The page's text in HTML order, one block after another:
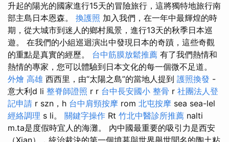
升起的陽光的國家進行15天的冒險旅行，這將獨特地旅行南
部主島日本恩森。 換護照 加入我們，在一年中最輝煌的時
期，從大城市到迷人的鄉村風景，進行13天的秋季日本巡
遊。 在我們的小組巡迴演出中發現日本的奇蹟，這些奇觀
的重點是真實的經歷。 台中筋膜放鬆推薦 有了我們熱情和
熱情的專家，您可以體驗到日本文化的每一個微不足道。
外燴 高雄 西西里，由“太陽之島”的當地人提到 護照換發 -
意大利d li 整脊師證照 r r 台中長安國小 整骨 r 社團法人登
記申請 r szn，h 台中肩頸按摩 rom 北屯按摩 sea sea-lel
經絡調理 s li。 關鍵字操作 Rt 竹北中醫診所推薦 nalti
m.ta是度假時宜人的海灘。 內中國最重要的吸引力是西安
（Xian），統治裁決的第一個墳墓與世界舉世聞名的陶土粘